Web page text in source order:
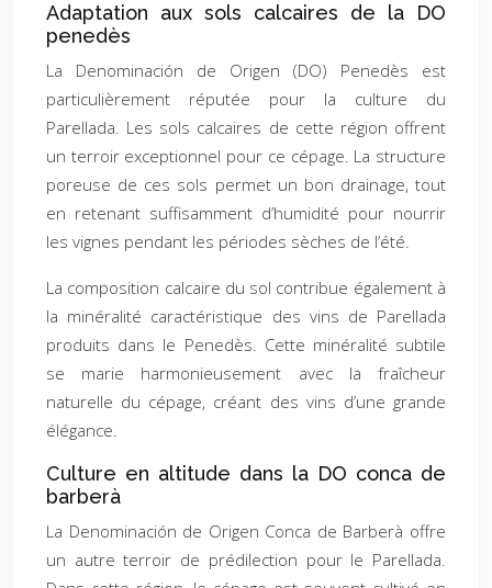
Adaptation aux sols calcaires de la DO
penedès
La Denominación de Origen (DO) Penedès est
particulièrement réputée pour la culture du
Parellada. Les sols calcaires de cette région offrent
un terroir exceptionnel pour ce cépage. La structure
poreuse de ces sols permet un bon drainage, tout
en retenant suffisamment d’humidité pour nourrir
les vignes pendant les périodes sèches de l’été.
La composition calcaire du sol contribue également à
la minéralité caractéristique des vins de Parellada
produits dans le Penedès. Cette minéralité subtile
se marie harmonieusement avec la fraîcheur
naturelle du cépage, créant des vins d’une grande
élégance.
Culture en altitude dans la DO conca de
barberà
La Denominación de Origen Conca de Barberà offre
un autre terroir de prédilection pour le Parellada.